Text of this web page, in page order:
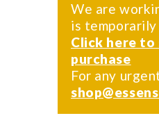
We are
is
Click here
purchase
For any